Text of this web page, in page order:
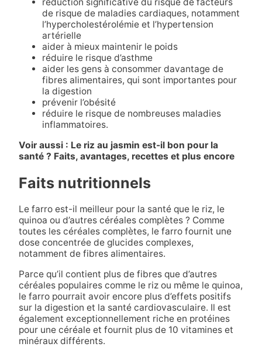
de risque de maladies cardiaques, notamment
l’hypercholestérolémie et l’hypertension
artérielle
aider à mieux maintenir le poids
réduire le risque d’asthme
aider les gens à consommer davantage de
fibres alimentaires, qui sont importantes pour
la digestion
prévenir l’obésité
réduire le risque de nombreuses maladies
inflammatoires.
Voir aussi : Le riz au jasmin est-il bon pour la
santé ? Faits, avantages, recettes et plus encore
Faits nutritionnels
Le farro est-il meilleur pour la santé que le riz, le
quinoa ou d’autres céréales complètes ? Comme
toutes les céréales complètes, le farro fournit une
dose concentrée de glucides complexes,
notamment de fibres alimentaires.
Parce qu’il contient plus de fibres que d’autres
céréales populaires comme le riz ou même le quinoa,
le farro pourrait avoir encore plus d’effets positifs
sur la digestion et la santé cardiovasculaire. Il est
également exceptionnellement riche en protéines
pour une céréale et fournit plus de 10 vitamines et
minéraux différents.